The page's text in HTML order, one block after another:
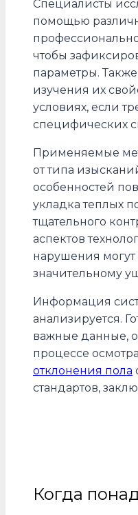
Специалисты
помощью
чтобы
параметры.
изучения их
условиях, если
специфических
Применяемые
от типа
особенностей
укладка теплых
тщательного
аспектов
нарушения могут
значительному
Информация
анализируется.
важные данные,
процессе
отклонения пола
стандартов,
Когда